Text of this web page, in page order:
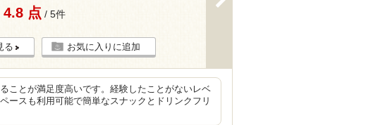
4.8 点 / 5件
る お気に入りに追加
ことが満足度高いです。経験したことがないレベ
ースも利用可能で簡単なスナックとドリンクフリ